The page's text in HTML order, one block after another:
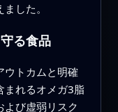
した。
る食品
ウトカムと明確
まれるオメガ3脂
よび虚弱リスク